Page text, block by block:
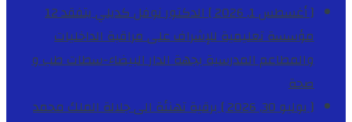
[ أغسطس 1, 2026 ]
الدكتور نوفل كديلي يتفقد 12
مؤسسة تعليمية للإشراف على مراقبة الداخليات
والمطاعم المدرسية بجهة الدار البيضاء-سطاتطب و
صحة
[ يوليو 30, 2026 ]
برقية تهنئة الى جلالة الملك محمد